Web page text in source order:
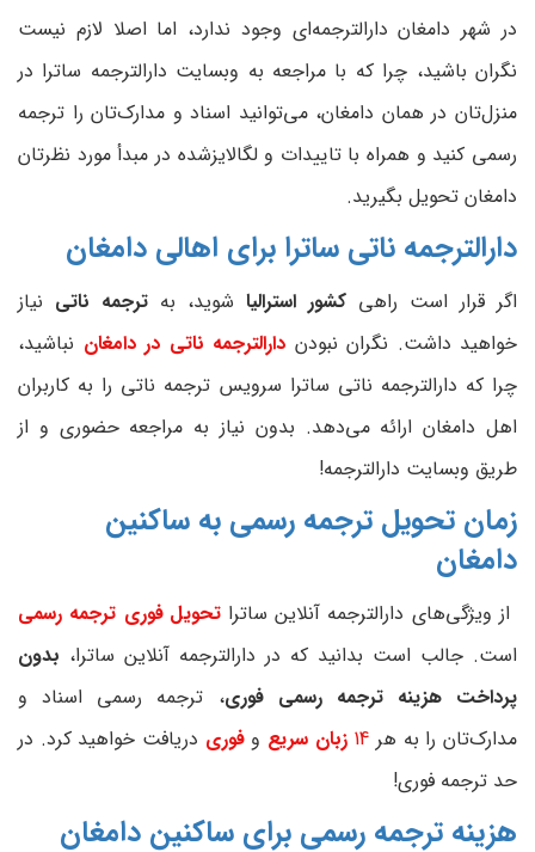
در شهر دامغان دارالترجمه‌ای وجود ندارد، اما اصلا لازم نیست
نگران باشید، چرا که با مراجعه به وبسایت دارالترجمه ساترا در
منزل‌تان در همان دامغان، می‌توانید اسناد و مدارک‌تان را ترجمه
رسمی کنید و همراه با تاییدات و لگالایزشده در مبدأ مورد نظرتان
دامغان تحویل بگیرید.
دارالترجمه ناتی ساترا برای اهالی دامغان
اگر قرار است راهی کشور استرالیا شوید، به ترجمه ناتی نیاز
خواهید داشت. نگران نبودن دارالترجمه ناتی در دامغان نباشید،
چرا که دارالترجمه ناتی ساترا سرویس ترجمه ناتی را به کاربران
اهل دامغان ارائه می‌دهد. بدون نیاز به مراجعه حضوری و از
طریق وبسایت دارالترجمه!
زمان تحویل ترجمه رسمی به ساکنین
دامغان
از ویژگی‌های دارالترجمه آنلاین ساتراتحویل فوری ترجمه رسمی
است. جالب است بدانید که در دارالترجمه آنلاین ساترا، بدون
پرداخت هزینه ترجمه رسمی فوری، ترجمه رسمی اسناد و
مدارک‌تان را به هر14 زبان سریع وفوری دریافت خواهید کرد. در
حد ترجمه فوری!
هزینه ترجمه رسمی برای ساکنین دامغان